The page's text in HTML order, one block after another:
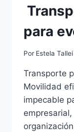
para
Por Estela Tallei
Transporte
Movilidad
impecable